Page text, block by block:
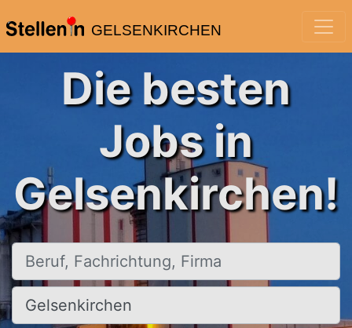
GELSENKIRCHEN
Die besten
Jobs in
Gelsenkirchen!
Beruf, Fachrichtung, Firma
Ort, Stadt